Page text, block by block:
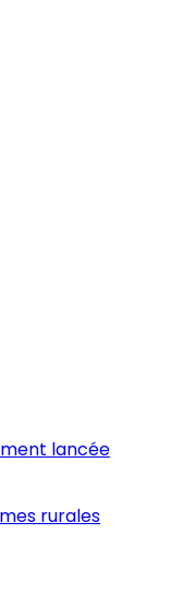
lancée
rurales